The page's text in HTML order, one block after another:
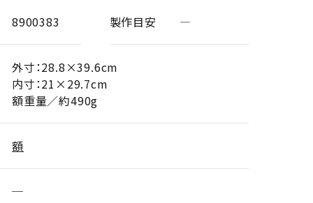
8900383 製作目安 ―
外寸：28.8×39.6cm
内寸：21×29.7cm
額重量／約490g
額
─